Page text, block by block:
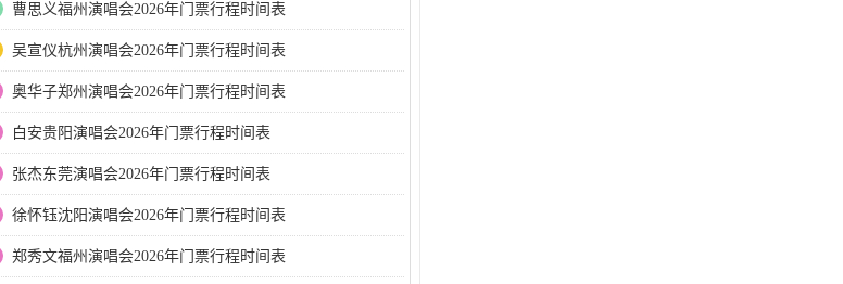
曹思义福州演唱会2026年门票行程时间表
吴宣仪杭州演唱会2026年门票行程时间表
奥华子郑州演唱会2026年门票行程时间表
白安贵阳演唱会2026年门票行程时间表
张杰东莞演唱会2026年门票行程时间表
徐怀钰沈阳演唱会2026年门票行程时间表
郑秀文福州演唱会2026年门票行程时间表